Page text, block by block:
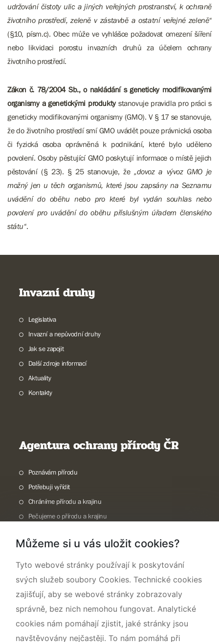
udržování čistoty ulic a jiných veřejných prostranství, k ochraně
životního prostředí, zeleně v zástavbě a ostatní veřejné zeleně“
(§10, písm.c). Obec může ve vyhlášce požadovat omezení šíření
nebo likvidaci porostu invazních druhů za účelem ochrany
životního prostředí.
Zákon č. 78/2004 Sb., o nakládání s geneticky modifikovanými
organismy a genetickými produktystanovuje pravidla pro práci s
geneticky modifikovanými organismy (GMO). V § 17 se stanovuje,
že do životního prostředí smí GMO uvádět pouze právnická osoba
či fyzická osoba oprávněná k podnikání, které bylo uděleno
povolení. Osoby pěstující GMO poskytují informace o místě jejich
pěstování (§ 23). § 25 stanovuje, že „dovoz a vývoz GMO je
možný jen u těch organismů, které jsou zapsány na Seznamu
uvádění do oběhu nebo pro které byl vydán souhlas nebo
povolení pro uvádění do oběhu příslušným úřadem členského
státu“.
Invazní druhy
Legislativa
Invazní a nepůvodní druhy
Jak se zapojit
Další zdroje informací
Aktuality
Kontakty
Agentura ochrany přírody ČR
Poznávám přírodu
Potřebuji vyřídit
Chráníme přírodu a krajinu
Pečujeme o přírodu a krajinu
O nás
Můžeme si u vás uložit cookies?
Tyto webové stránky používají k poskytování
svých služeb soubory Cookies. Technické cookies
zajišťují, aby se webové stránky zobrazovaly
správně, bez nich nemohou fungovat. Analytické
cookies nám pomáhají zjistit, jaké stránky jsou
navštěvovány nejčastěji. To nám pomáhá při